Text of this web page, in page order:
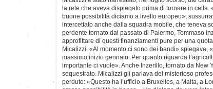
la rete che aveva dispiegato prima di tornare in
buone possibilità diciamo a livello europeo»,
intercettato anche dalla squadra mobile, che teneva
perdente tornato dal passato di Palermo, Tommaso
approfittare di questi finanziamenti pure per una
Micalizzi. «Al momento ci sono dei bandi» spiegava,
massimo inizio gennaio. Per quanto riguarda
importante ci vuole». Anche Inzerillo, tornato da New
sequestrato. Micalizzi gli parlava del misterioso
perduto: «Questo ha l’ufficio a Bruxelles, a Malta, a